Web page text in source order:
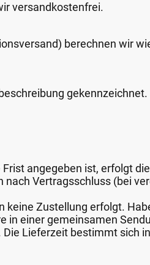
versandkostenfrei.
berechnen wir
gekennzeichnet.
angegeben ist, erfolgt
nach Vertragsschluss (bei
keine Zustellung erfolgt.
in einer gemeinsamen
Lieferzeit bestimmt sich